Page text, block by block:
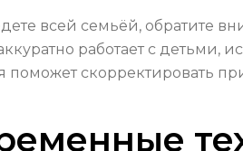
всей семьёй, обратите
работает с детьми,
поможет скорректировать